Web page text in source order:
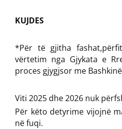
KUJDES
*Për të gjitha
vërtetim nga Gjykata e
proces gjygjsor me
Viti 2025 dhe 2026 nuk
Për këto detyrime vijojnë
në fuqi.